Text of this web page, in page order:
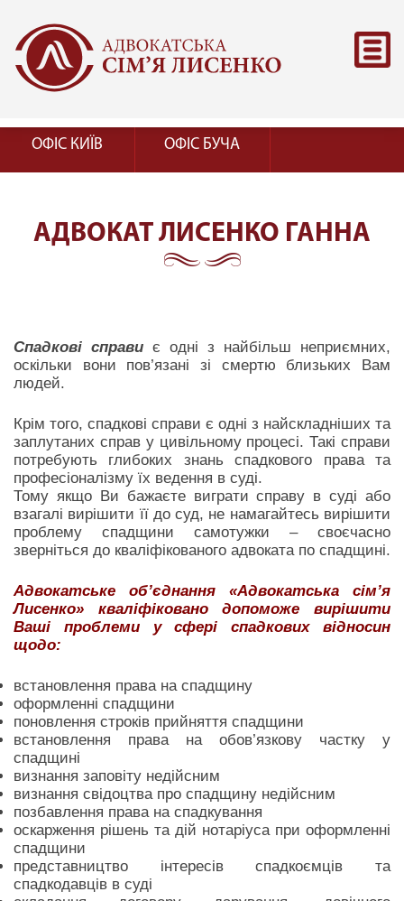
ОФІС КИЇВ ОФІС БУЧА
АДВОКАТ ЛИСЕНКО ГАННА
Спадкові справи є одні з найбільш неприємних,
оскільки вони пов’язані зі смертю близьких Вам
людей.
Крім того, спадкові справи є одні з найскладніших та
заплутаних справ у цивільному процесі. Такі справи
потребують глибоких знань спадкового права та
професіоналізму їх ведення в суді.
Тому якщо Ви бажаєте виграти справу в суді або
взагалі вирішити її до суд, не намагайтесь вирішити
проблему спадщини самотужки – своєчасно
зверніться до кваліфікованого адвоката по спадщині.
Адвокатське об’єднання «Адвокатська сім’я
Лисенко» кваліфіковано допоможе вирішити
Ваші проблеми у сфері спадкових відносин
щодо:
встановлення права на спадщину
оформленні спадщини
поновлення строків прийняття спадщини
встановлення права на обов’язкову частку у
спадщині
визнання заповіту недійсним
визнання свідоцтва про спадщину недійсним
позбавлення права на спадкування
оскарження рішень та дій нотаріуса при оформленні
спадщини
представництво інтересів спадкоємців та
спадкодавців в суді